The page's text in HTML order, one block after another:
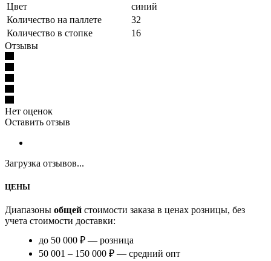
Цвет
синий
Количество на паллете
32
Количество в стопке
16
Отзывы
Нет оценок
Оставить отзыв
Загрузка отзывов...
ЦЕНЫ
Диапазоны общей стоимости заказа в ценах розницы, без
учета стоимости доставки:
до 50 000 ₽ — розница
50 001 – 150 000 ₽ — средний опт